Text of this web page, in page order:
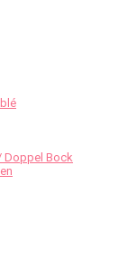
Doppel Bock